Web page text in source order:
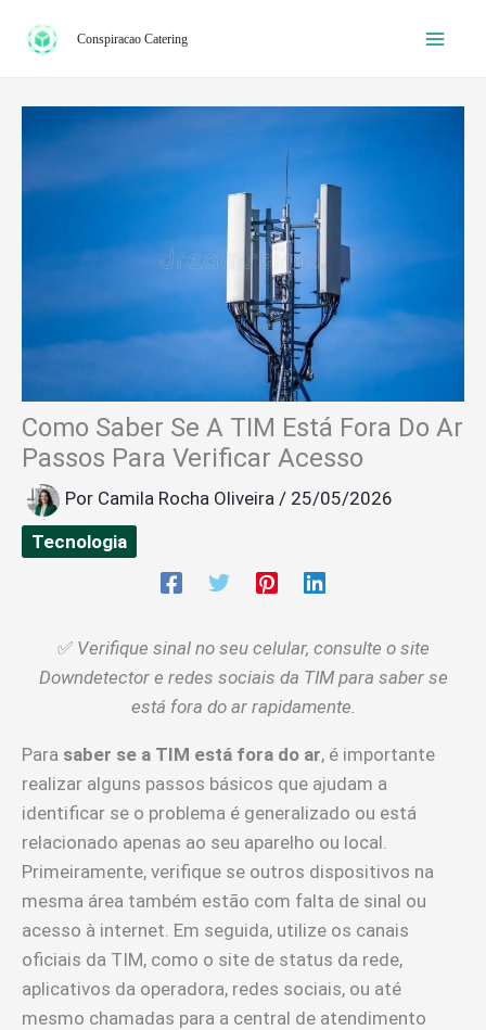
para
conteúdo
Conspiracao Catering
Como Saber Se A TIM Está Fora Do Ar
Passos Para Verificar Acesso
Por Camila Rocha Oliveira / 25/05/2026
Tecnologia
✅ Verifique sinal no seu celular, consulte o site
Downdetector e redes sociais da TIM para saber se
está fora do ar rapidamente.
Para saber se a TIM está fora do ar, é importante
realizar alguns passos básicos que ajudam a
identificar se o problema é generalizado ou está
relacionado apenas ao seu aparelho ou local.
Primeiramente, verifique se outros dispositivos na
mesma área também estão com falta de sinal ou
acesso à internet. Em seguida, utilize os canais
oficiais da TIM, como o site de status da rede,
aplicativos da operadora, redes sociais, ou até
mesmo chamadas para a central de atendimento